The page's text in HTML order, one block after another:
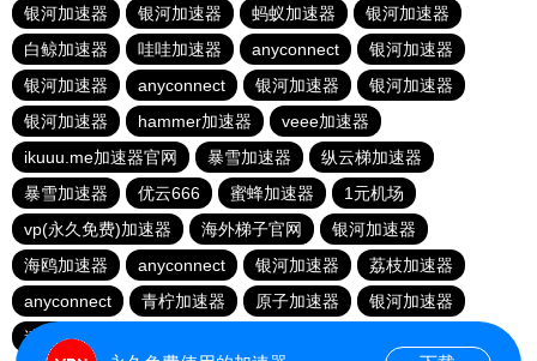
银河加速器
银河加速器 蚂蚁加速器
银河加速器
白鲸加速器
哇哇加速器 anyconnect
银河加速器
银河加速器
anyconnect 银河加速器
银河加速器
银河加速器
hammer加速器
veee加速器
ikuuu.me加速器官网
暴雪加速器
纵云梯加速器
暴雪加速器
优云666 蜜蜂加速器
1元机场
vp(永久免费)加速器
海外梯子官网
银河加速器
海鸥加速器
anyconnect 银河加速器
荔枝加速器
anyconnect
青柠加速器 原子加速器
银河加速器
速鹰666